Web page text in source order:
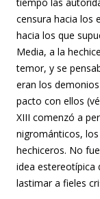
censura hacia los
hacia los que
Media, a la
temor, y se
eran los
pacto con ellos
XIII comenzó a
nigrománticos,
hechiceros. No
idea estereotípica
lastimar a fieles